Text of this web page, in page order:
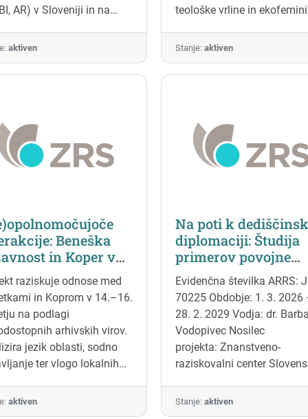
AR) v Sloveniji in na
in učinkovitost rešitev
smernice za
udobno in samostojno
aktiven
teološke vrline in
med digitalno in zeleno
transformacijo, v smeri
preizpraševanja digitalne in
Stanje: aktiven
Beneška
in Koper v
Istri
stoletje)
raziskuje odnose med
in Koprom v 14.–16.
na podlagi
arhivskih virov.
jezik oblasti, sodno
ter vlogo lokalnih
državnosti.
aktiven
Na poti k
diplomaciji: Študija
primerov povojne
restitucije
dediščine v
socialistični
Sloveniji/Jugoslaviji
Evidenčna številka ARRS:
70225 Obdobje: 1. 3. 2026
28. 2. 2029 Vodja: dr.
Vodopivec Nosilec
projekta: Znanstveno-
raziskovalni center
Stanje: aktiven